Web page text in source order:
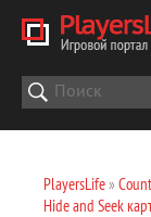
PlayersLife»
Hide and Seek